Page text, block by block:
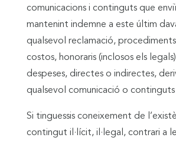
comunicacions i continguts que
mantenint indemne a este últim
qualsevol reclamació,
costos, honoraris (inclosos els
despeses, directes o indirectes,
qualsevol comunicació o
Si tinguessis coneixement de
contingut il·lícit, il·legal, contrari a